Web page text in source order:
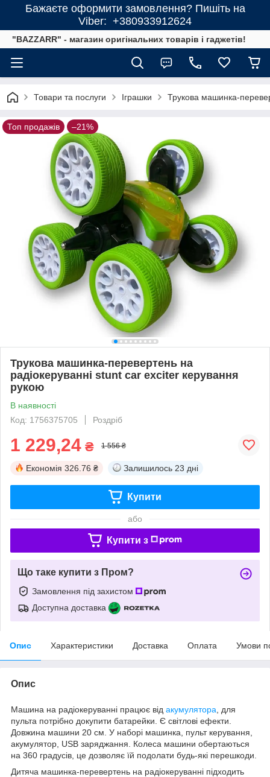
Бажаєте оформити замовлення? Пишіть на
Viber: +380933912624
"BAZZARR" - магазин оригінальних товарів і гаджетів!
Товари та послуги Іграшки Трукова машинка-
Топ продажів –21%
Трукова машинка-перевертень на
радіокеруванні stunt car exciter керування
рукою
В наявності
Код: 1756375705
Роздріб
1 229,24 ₴ 1 556 ₴
Економія 326.76 ₴ Залишилось 23 дні
Купити
або
Купити з
Що таке купити з Пром?
Замовлення під захистом
Доступна доставка
Опис Характеристики Доставка Оплата Умови
Опис
Машина на радіокеруванні працює від акумулятора , для
пульта потрібно докупити батарейки. Є світлові ефекти.
Довжина машини 20 см. У наборі машинка, пульт керування,
акумулятор, USB заряджання. Колеса машини обертаються
на 360 градусів, це дозволяє їй подолати будь-які перешкоди.
Дитяча машинка-перевертень на радіокеруванні підходить